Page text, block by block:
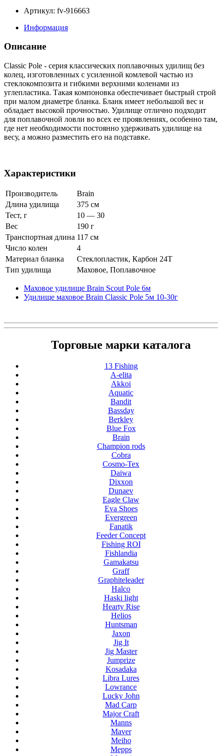
Артикул: fv-916663
Информация
Описание
Classic Pole - серия классических поплавочных удилищ без
колец, изготовленных с усиленной комлевой частью из
стеклокомпозита и гибкими верхними коленами из
углепластика. Такая компоновка обеспечивает быстрый строй
при малом диаметре бланка. Бланк имеет небольшой вес и
обладает высокой прочностью. Удилище отлично подходит
для поплавочной ловли во всех ее проявлениях, особенно там,
где нет необходимости постоянно удерживать удилище на
весу, а можно разместить его на подставке.
Характеристики
Производитель
Brain
Длина удилища
375 см
Тест, г
10 — 30
Вес
190 г
Транспортная длина 117 см
Число колен
4
Материал бланка
Стеклопластик, Карбон 24Т
Тип удилища
Маховое, Поплавочное
Маховое удилище Brain Scout Pole 6м
Удилище маховое Brain Classic Pole 5м 10-30г
Торговые марки каталога
13 Fishing
A-elita
Akkoi
Aquatic
Bandit
Bassday
Berkley
Blue Fox
Brain
Champion rods
Cobra
Cosmo-Tex
Daiwa
Dixxon
Dunaev
Eagle Claw
Eva Shoes
Evergreen
Fanatik
Feeder Concept
Fishing ROI
Fishlandia
Gamakatsu
Graff
Graphiteleader
Halco
Haski light
Hearty Rise
Helios
Huntsman
Jaxon
Jig It
Jig Master
Jumprize
Kosadaka
Libra Lures
Lowrance
Lucky John
Mad Carp
Major Craft
Manns
Maver
Meiho
Mepps